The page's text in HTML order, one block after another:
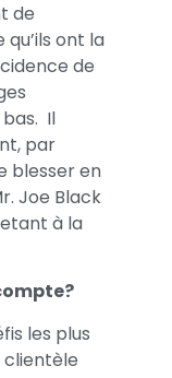
de
ont la
de
Il
par
blesser en
Joe Black
à la
les plus